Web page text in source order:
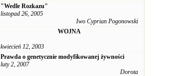
"Wedle Rozkazu"
listopad 26, 2005
Iwo Cyprian Pogonowski
WOJNA
kwiecień 12, 2003
Prawda o genetycznie modyfikowanej żywności
luty 2, 2007
Dorota